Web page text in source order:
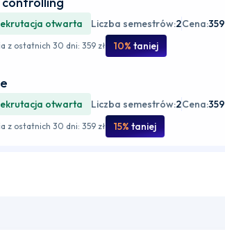
otwarta Liczba semestrów:2Cena:
z ostatnich 30 dni: 359 zł 10% taniej
otwarta Liczba semestrów:2Cena:
z ostatnich 30 dni: 359 zł 15% taniej